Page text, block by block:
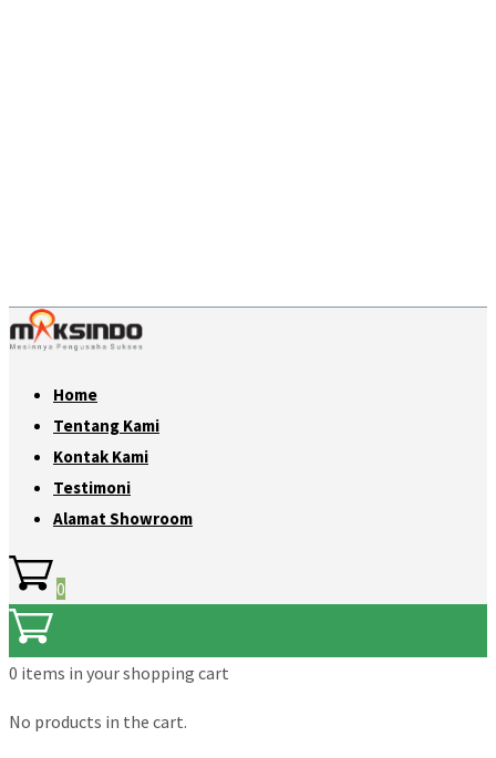
Home
Tentang Kami
Kontak Kami
Testimoni
Alamat Showroom
0
0 items in your shopping cart
No products in the cart.